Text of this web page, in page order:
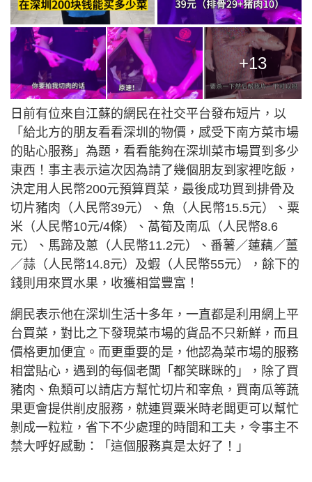
+13
日前有位來自江蘇的網民在社交平台發布短片，以
「給北方的朋友看看深圳的物價，感受下南方菜市場
的貼心服務」為題，看看能夠在深圳菜市場買到多少
東西！事主表示這次因為請了幾個朋友到家裡吃飯，
決定用人民幣200元預算買菜，最後成功買到排骨及
切片豬肉（人民幣39元）、魚（人民幣15.5元）、粟
米（人民幣10元/4條）、萵筍及南瓜（人民幣8.6
元）、馬蹄及蔥（人民幣11.2元）、番薯／蓮藕／薑
／蒜（人民幣14.8元）及蝦（人民幣55元），餘下的
錢則用來買水果，收獲相當豐富！
網民表示他在深圳生活十多年，一直都是利用網上平
台買菜，對比之下發現菜市場的貨品不只新鮮，而且
價格更加便宜。而更重要的是，他認為菜市場的服務
相當貼心，遇到的每個老闆「都笑眯眯的」，除了買
豬肉、魚類可以請店方幫忙切片和宰魚，買南瓜等蔬
果更會提供削皮服務，就連買粟米時老闆更可以幫忙
剝成一粒粒，省下不少處理的時間和工夫，令事主不
禁大呼好感動：「這個服務真是太好了！」